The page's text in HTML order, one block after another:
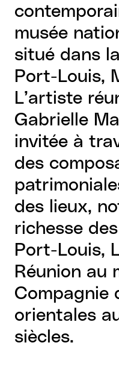
musée
situé dans
Port-Louis,
L’artiste
Gabrielle
invitée à
des
des lieux,
richesse
Port-Louis,
Réunion au
Compagnie
orientales
siècles.